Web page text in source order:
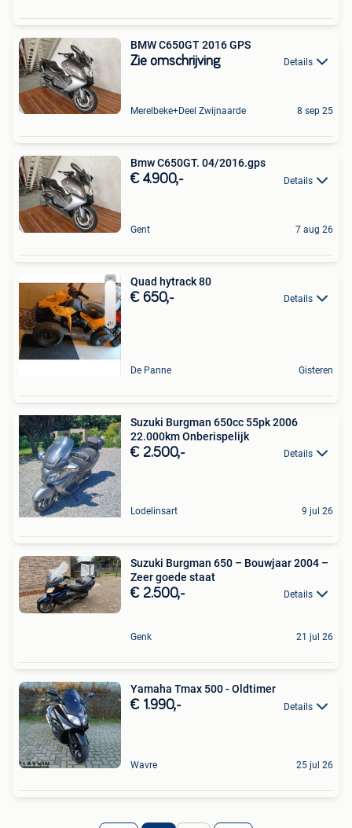
BMW C650GT 2016 GPS
Zie omschrijving Details
Merelbeke+Deel Zwijnaarde 8 sep 25
Bmw C650GT. 04/2016.gps
€ 4.900,- Details
Gent 7 aug 26
Quad hytrack 80
€ 650,- Details
De Panne Gisteren
Suzuki Burgman 650cc 55pk 2006
22.000km Onberispelijk
€ 2.500,- Details
Lodelinsart 9 jul 26
Suzuki Burgman 650 – Bouwjaar 2004 –
Zeer goede staat
€ 2.500,- Details
Genk 21 jul 26
Yamaha Tmax 500 - Oldtimer
€ 1.990,- Details
Wavre 25 jul 26